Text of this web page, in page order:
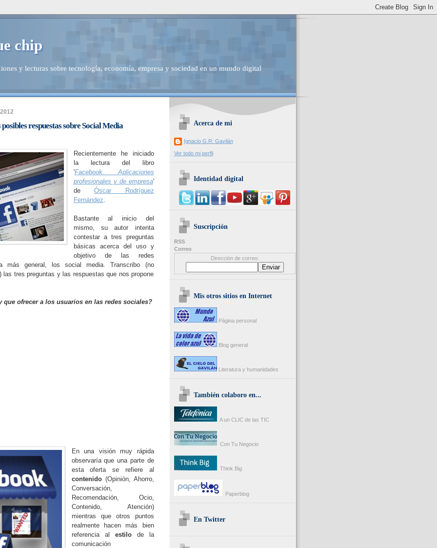
chip
y lecturas sobre tecnología, economía, empresa y sociedad en un mundo digital
respuestas sobre Social Media
Recientemente he iniciado
la lectura del libro
'Facebook. Aplicaciones
profesionales y de empresa'
de Óscar Rodríguez
Fernández
Bastante al inicio del
mismo, su autor intenta
contestar a tres preguntas
básicas acerca del uso y
objetivo de las redes
más general, los social media. Transcribo (no
las tres preguntas y las respuestas que nos propone
que ofrecer a los usuarios en las redes sociales?
En una visión muy rápida
observaría que una parte de
esta oferta se refiere al
contenido(Opinión, Ahorro,
Conversación,
Recomendación, Ocio,
Contenido, Atención)
mientras que otros puntos
realmente hacen más bien
referencia al estilode la
comunicación
Acerca de mi
Ignacio G.R: Gavilán
Ver todo mi perfil
Identidad digital
Suscripción
RSS
Correo
Dirección de correo:
Mis otros sitios en Internet
Página personal
Blog general
Literatura y humanidades
También colaboro en...
A un CLIC de las TIC
Con Tu Negocio
Think Big
Paperblog
En Twitter